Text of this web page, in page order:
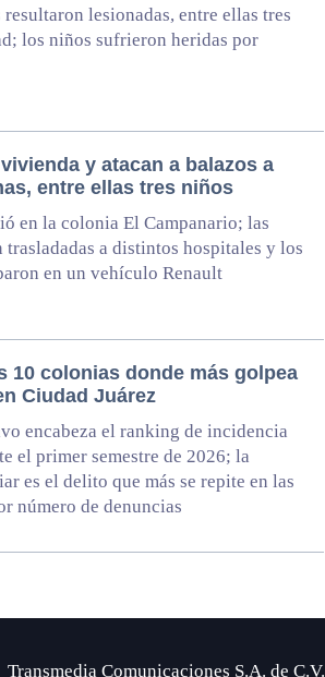
lesionadas, entre ellas tres
los niños sufrieron heridas por
y atacan a balazos a
entre ellas tres niños
en la colonia El Campanario; las
a distintos hospitales y los
en un vehículo Renault
10 colonias donde más golpea
Ciudad Juárez
encabeza el ranking de incidencia
el primer semestre de 2026; la
es el delito que más se repite en las
número de denuncias
Transmedia Comunicaciones S.A. de C.V.